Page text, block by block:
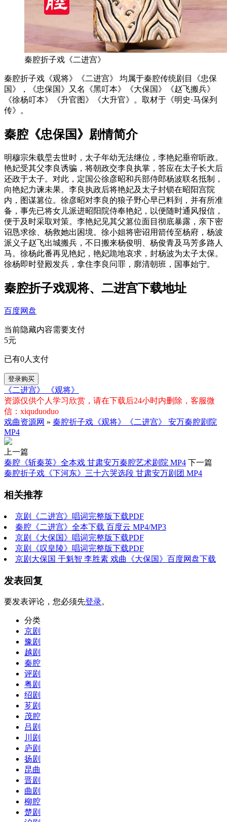
秦腔折子戏《二进宫》
秦腔折子戏《观将》《二进宫》 均属于秦腔传统剧目《忠保
国》，《忠保国》又名《黑叮本》《大保国》《赵飞搬兵》
《徐杨叮本》《升官图》《大升官》。取材于《明史·马保列
传》。
秦腔《忠保国》剧情简介
明穆宗朱载垕去世时，太子年幼无法继位，李艳妃垂帘听政。
艳妃受其父李良诱骗，将朝政交李良执掌，答应在太子长大后
还政于太子。对此，定国公徐彦昭和兵部侍郎杨波联名抵制，
向艳妃力谏未果。李良执政后将艳妃及太子封锁在昭阳宫院
内，图谋篡位。徐彦昭对李良的狼子野心早已料到，并有所准
备，事先已将女儿派进昭阳院侍奉艳妃，以便随时通风报信，
便于及时采取对策。李艳妃见其父篡位面目彻底暴露，亲下密
诏恳求徐、杨救她出困境。徐小姐将密诏用箭传至杨府，杨波
派义子赵飞出城搬兵，不日搬来杨俊明、杨俊青及马芳多路人
马。徐杨此番再见艳妃，艳妃跪地哀求，封杨波为太子太保。
徐杨即时登殿发兵，拿住李良问罪，廓清朝班，国事始宁。
‌秦腔折子戏观将、二进宫下载地址
百度网盘
当前隐藏内容需要支付
5元
已有0人支付
登录购买
《二进宫》
《观将》
资源仅供个人学习欣赏，请在下载后24小时内删除，客服微
信：xiquduoduo
戏曲资源网 » 秦腔折子戏《观将》《二进宫》 安万秦腔剧院
MP4
上一篇
秦腔《斩秦英》全本戏 甘肃安万秦腔艺术剧院 MP4 下一篇
秦腔折子戏《下河东》三十六哭选段 甘肃安万剧团 MP4
相关推荐
京剧《二进宫》唱词完整版下载PDF
秦腔《二进宫》全本下载 百度云 MP4/MP3
京剧《大保国》唱词完整版下载PDF
京剧《叹皇陵》唱词完整版下载PDF
京剧大保国 于魁智 李胜素 戏曲《大保国》百度网盘下载
发表回复
要发表评论，您必须先登录。
分类
京剧
豫剧
越剧
秦腔
评剧
粤剧
绍剧
芗剧
茂腔
吕剧
川剧
庐剧
扬剧
昆曲
晋剧
曲剧
柳腔
楚剧